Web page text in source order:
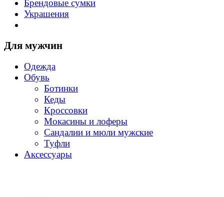
Брендовые сумки
Украшения
Для мужчин
Одежда
Обувь
Ботинки
Кеды
Кроссовки
Мокасины и лоферы
Сандалии и мюли мужские
Туфли
Аксессуары